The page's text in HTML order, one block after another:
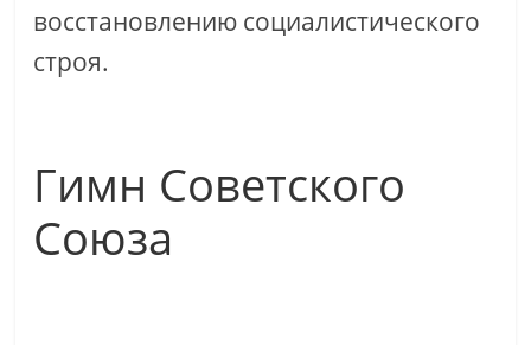
восстановлению социалистического
строя.
Гимн Советского
Союза